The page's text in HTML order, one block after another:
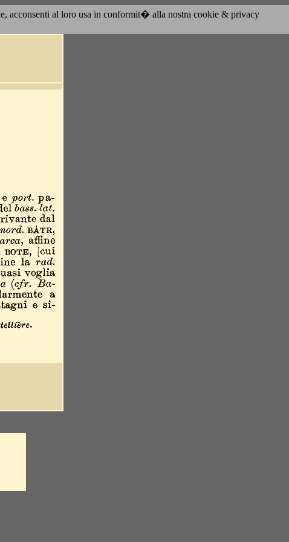
acconsenti al loro usa in conformit� alla nostra cookie & privacy